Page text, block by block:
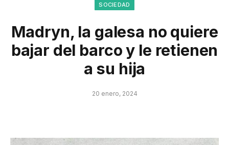
SOCIEDAD
Madryn, la galesa no quiere
bajar del barco y le retienen
a su hija
20 enero, 2024